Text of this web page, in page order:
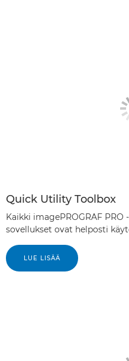
Quick Utility Toolbox
Kaikki imagePROGRAF
sovellukset ovat helposti
LUE LISÄÄ